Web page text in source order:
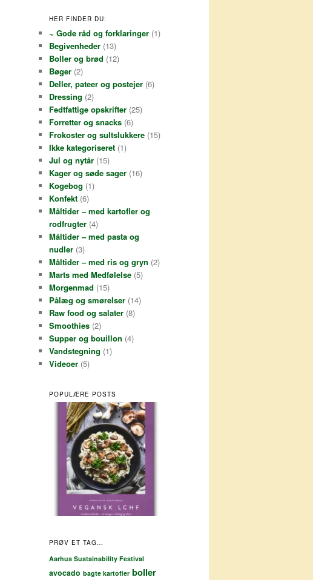
a
i
l
-
a
d
r
e
s
e
HER FINDER DU:
~ Gode råd og forklaringer (1)
Begivenheder (13)
Boller og brød (12)
Bøger (2)
Deller, pateer og postejer (6)
Dressing (2)
Fedtfattige opskrifter (25)
Forretter og snacks (6)
Frokoster og sultslukkere (15)
Ikke kategoriseret (1)
Jul og nytår (15)
Kager og søde sager (16)
Kogebog (1)
Konfekt (6)
Måltider – med kartofler og
rodfrugter (4)
Måltider – med pasta og
nudler (3)
Måltider – med ris og gryn (2)
Marts med Medfølelse (5)
Morgenmad (15)
Pålæg og smørelser (14)
Raw food og salater (8)
Smoothies (2)
Supper og bouillon (4)
Vandstegning (1)
Videoer (5)
POPULÆRE POSTS
PRØV ET TAG…
Aarhus Sustainability Festival
avocado bagte kartofler boller